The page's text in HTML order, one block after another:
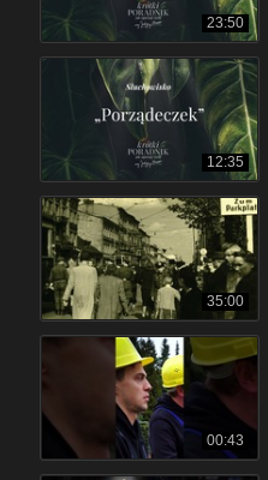
23:50
12:35
35:00
00:43